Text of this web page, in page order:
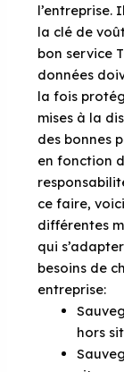
l’entreprise.
la clé de
bon service
données
la fois
mises à la
des bonnes
en fonction
ce faire,
différentes
qui
besoins de
entreprise:
hors